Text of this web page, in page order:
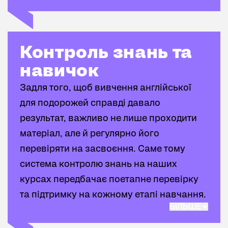
Контроль знань та навичок
Контроль знань та
навичок
Задля того, щоб вивчення англійської
для подорожей справді давало
результат, важливо не лише проходити
матеріал, але й регулярно його
перевіряти на засвоєння. Саме тому
система контролю знань на наших
курсах передбачає поетапне перевірку
та підтримку на кожному етапі навчання.
стандартного курсу при його завершенні